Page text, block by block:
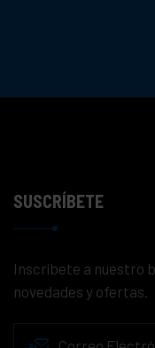
SUSCRÍBETE
Inscríbete a nuestro
novedades y ofertas.